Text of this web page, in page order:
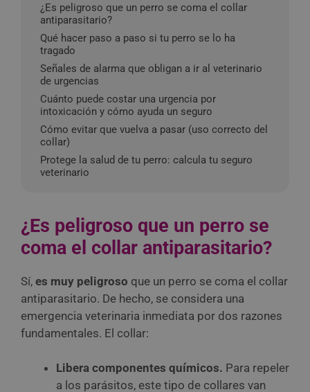
¿Es peligroso que un perro se coma el collar
antiparasitario?
Qué hacer paso a paso si tu perro se lo ha
tragado
Señales de alarma que obligan a ir al veterinario
de urgencias
Cuánto puede costar una urgencia por
intoxicación y cómo ayuda un seguro
Cómo evitar que vuelva a pasar (uso correcto del
collar)
Protege la salud de tu perro: calcula tu seguro
veterinario
¿Es peligroso que un perro se
coma el collar antiparasitario?
Sí, es muy peligroso que un perro se coma el collar
antiparasitario. De hecho, se considera una
emergencia veterinaria inmediata por dos razones
fundamentales. El collar:
Libera componentes químicos. Para repeler
a los parásitos, este tipo de collares van